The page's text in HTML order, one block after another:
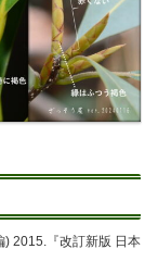
) 2015.『改訂新版 日本